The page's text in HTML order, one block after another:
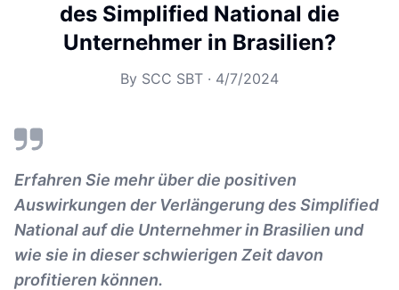
des Simplified National die
Unternehmer in Brasilien?
By SCC SBT · 4/7/2024
Erfahren Sie mehr über die positiven
Auswirkungen der Verlängerung des Simplified
National auf die Unternehmer in Brasilien und
wie sie in dieser schwierigen Zeit davon
profitieren können.